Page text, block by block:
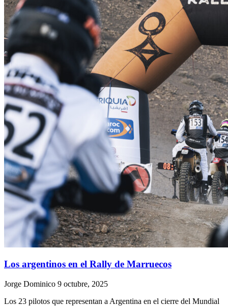
Los argentinos en el Rally de Marruecos
Jorge Dominico 9 octubre, 2025
Los 23 pilotos que representan a Argentina en el cierre del Mundial